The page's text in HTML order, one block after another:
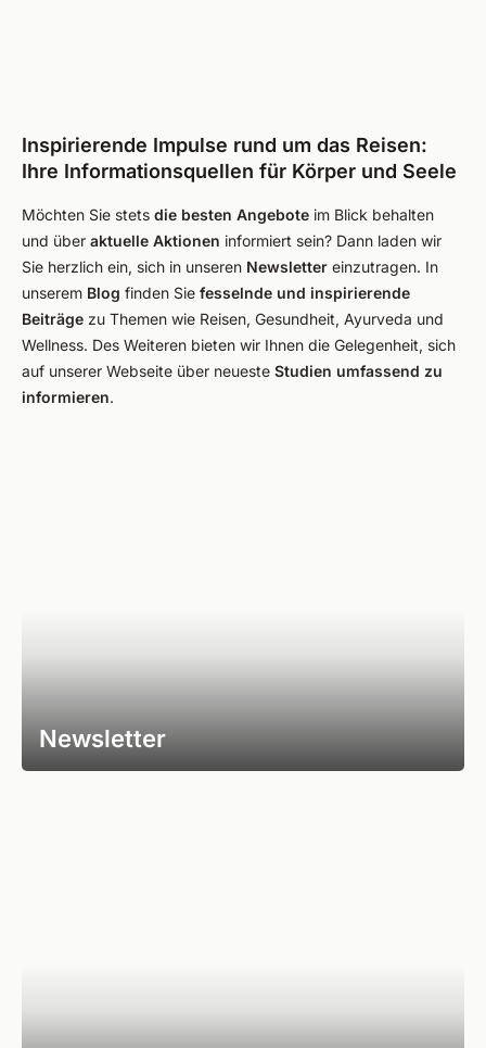
Inspirierende Impulse rund um das Reisen:
Ihre Informationsquellen für Körper und Seele
Möchten Sie stets die besten Angebote im Blick behalten
und über aktuelle Aktionen informiert sein? Dann laden wir
Sie herzlich ein, sich in unseren Newsletter einzutragen. In
unserem Blog finden Sie fesselnde und inspirierende
Beiträge zu Themen wie Reisen, Gesundheit, Ayurveda und
Wellness. Des Weiteren bieten wir Ihnen die Gelegenheit, sich
auf unserer Webseite über neueste Studien umfassend zu
informieren.
Newsletter